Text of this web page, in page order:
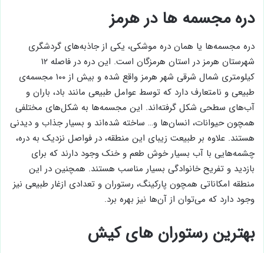
دره مجسمه ها در هرمز
دره مجسمه‌ها یا همان دره موشکی، یکی از جاذبه‌های گردشگری
شهرستان هرمز در استان هرمزگان است. این دره در فاصله ۱۲
کیلومتری شمال شرقی شهر هرمز واقع شده و بیش از ۱۰۰ مجسمه‌ی
طبیعی و نامتعارف دارد که توسط عوامل طبیعی مانند باد، باران و
آب‌های سطحی شکل گرفته‌اند. این مجسمه‌ها به شکل‌های مختلفی
همچون حیوانات، انسان‌ها و… ساخته شده‌اند و بسیار جذاب و دیدنی
هستند. علاوه بر طبیعت زیبای این منطقه، در فواصل نزدیک به دره،
چشمه‌هایی با آب بسیار خوش طعم و خنک وجود دارند که برای
بازدید و تفریح خانوادگی بسیار مناسب هستند. همچنین در این
منطقه امکاناتی همچون پارکینگ، رستوران و تعدادی ازغار طبیعی نیز
وجود دارد که می‌توان از آن‌ها نیز بهره برد.
بهترین رستوران های کیش